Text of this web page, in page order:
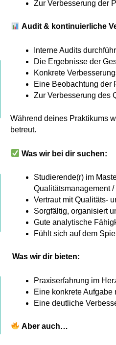
Zur Verbesserung der
Audit & kontinuierliche
Interne Audits
Die Ergebnisse der
Konkrete
Eine Beobachtung der
Zur Verbesserung des
Während deines Praktikums
betreut.
Was wir bei dir suchen:
Studierende(r) im
Qualitätsmanagement
Vertraut mit Qualitäts-
Sorgfältig, organisiert
Gute analytische
Fühlt sich auf dem
Was wir dir bieten:
Praxiserfahrung im
Eine konkrete Aufgabe
Eine deutliche
Aber auch…